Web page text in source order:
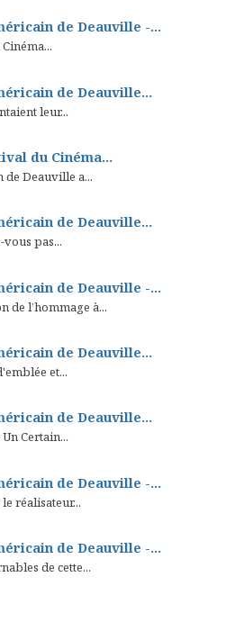
de Deauville -...
de Deauville...
leur...
du Cinéma...
de Deauville a...
de Deauville...
pas...
de Deauville -...
de l’hommage à...
de Deauville...
et...
de Deauville...
Certain...
de Deauville -...
réalisateur...
de Deauville -...
de cette...